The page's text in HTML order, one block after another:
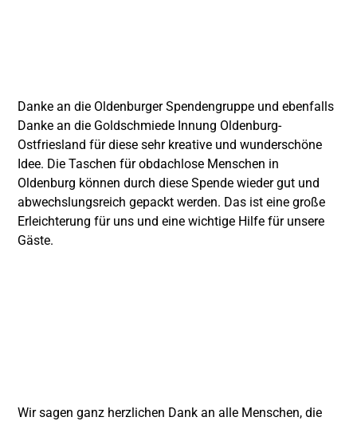
Danke an die Oldenburger Spendengruppe und ebenfalls
Danke an die Goldschmiede Innung Oldenburg-
Ostfriesland für diese sehr kreative und wunderschöne
Idee. Die Taschen für obdachlose Menschen in
Oldenburg können durch diese Spende wieder gut und
abwechslungsreich gepackt werden. Das ist eine große
Erleichterung für uns und eine wichtige Hilfe für unsere
Gäste.
Wir sagen ganz herzlichen Dank an alle Menschen, die